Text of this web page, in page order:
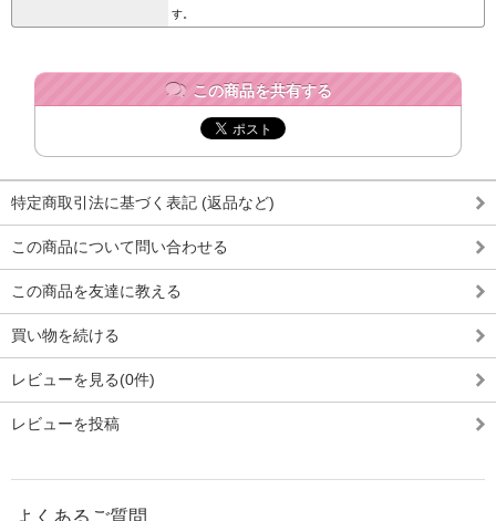
す。
この商品を共有する
特定商取引法に基づく表記 (返品など)
この商品について問い合わせる
この商品を友達に教える
買い物を続ける
レビューを見る(0件)
レビューを投稿